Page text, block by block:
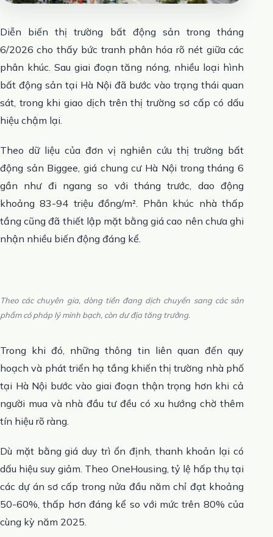
Diễn biến thị trường bất động sản trong tháng
6/2026 cho thấy bức tranh phân hóa rõ nét giữa các
phân khúc. Sau giai đoạn tăng nóng, nhiều loại hình
bất động sản tại Hà Nội đã bước vào trạng thái quan
sát, trong khi giao dịch trên thị trường sơ cấp có dấu
hiệu chậm lại.
Theo dữ liệu của đơn vị nghiên cứu thị trường bất
động sản Biggee, giá chung cư Hà Nội trong tháng 6
gần như đi ngang so với tháng trước, dao động
khoảng 83-94 triệu đồng/m². Phân khúc nhà thấp
tầng cũng đã thiết lập mặt bằng giá cao nên chưa ghi
nhận nhiều biến động đáng kể.
Theo các chuyên gia, dòng tiền đang dịch chuyển sang các sản
phẩm có pháp lý minh bạch, còn dư địa tăng trưởng.
Trong khi đó, những thông tin liên quan đến quy
hoạch và phát triển hạ tầng khiến thị trường nhà phố
tại Hà Nội bước vào giai đoạn thận trọng hơn khi cả
người mua và nhà đầu tư đều có xu hướng chờ thêm
tín hiệu rõ ràng.
Dù mặt bằng giá duy trì ổn định, thanh khoản lại có
dấu hiệu suy giảm. Theo OneHousing, tỷ lệ hấp thụ tại
các dự án sơ cấp trong nửa đầu năm chỉ đạt khoảng
50-60%, thấp hơn đáng kể so với mức trên 80% của
cùng kỳ năm 2025.